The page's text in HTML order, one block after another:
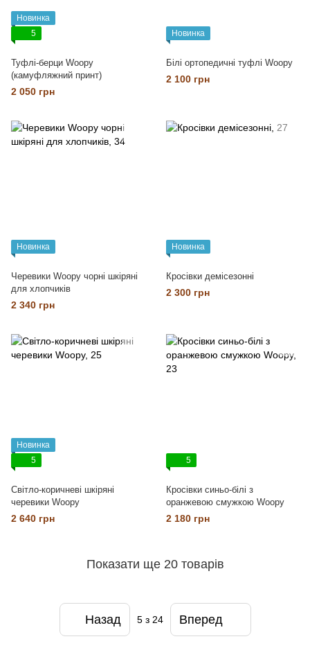
Новинка
5
Туфлі-берци Woopy
(камуфляжний принт)
2 050 грн
Новинка
Білі ортопедичні туфлі Woopy
2 100 грн
Новинка
Черевики Woopy чорні шкіряні
для хлопчиків
2 340 грн
Новинка
Кросівки демісезонні
2 300 грн
Новинка
5
Cвітло-коричневі шкіряні
черевики Woopy
2 640 грн
5
Кросівки синьо-білі з
оранжевою смужкою Woopy
2 180 грн
Показати ще 20 товарів
Назад 5з 24 Вперед